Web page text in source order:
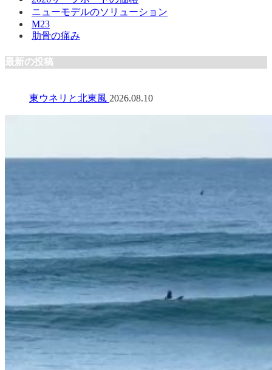
ニューモデルのソリューション
M23
肋骨の痛み
最新の投稿
東ウネリと北東風 2026.08.10